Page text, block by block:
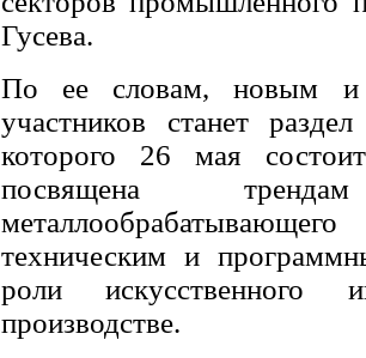
Гусева.
По ее словам, новым и
участников станет
которого 26 мая
посвящена
техническим и
роли искусственного
производстве.